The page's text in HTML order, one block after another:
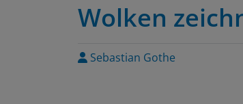
Wolken
Sebastian Gothe